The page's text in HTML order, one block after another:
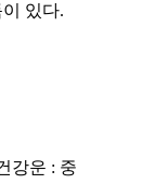
있다.
강운 : 중